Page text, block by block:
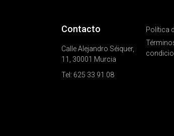
Contacto
Calle Alejandro Séiquer,
11, 30001 Murcia
Tel: 625 33 91 08
Política